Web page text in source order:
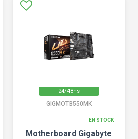
24/48hs
GIGMOTB550MK
EN STOCK
Motherboard Gigabyte